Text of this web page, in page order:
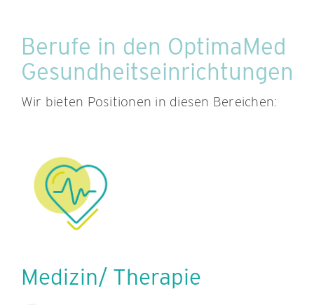
Berufe in den OptimaMed
Gesundheitseinrichtungen
Wir bieten Positionen in diesen Bereichen:
Medizin/ Therapie